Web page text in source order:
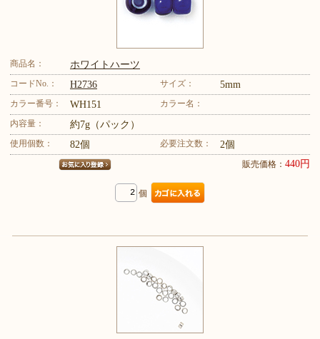
商品名： ホワイトハーツ
コードNo.： H2736 サイズ： 5mm
カラー番号： WH151
カラー名：
内容量：
約7g（パック）
使用個数： 82個 必要注文数： 2個
販売価格： 440円
個